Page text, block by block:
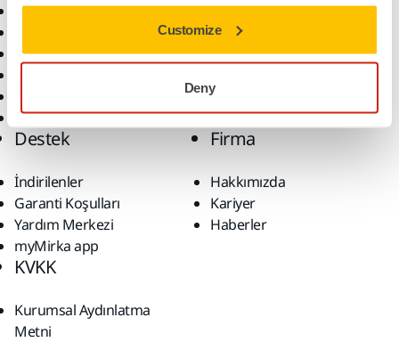
Customize
Deny
Makineler
Robotik ve Otomasyon
Zımparalar ve Bileşikler
Destek
İndirilenler
Garanti Koşulları
Yardım Merkezi
myMirka app
Firma
Hakkımızda
Kariyer
Haberler
KVKK
Kurumsal Aydınlatma
Metni